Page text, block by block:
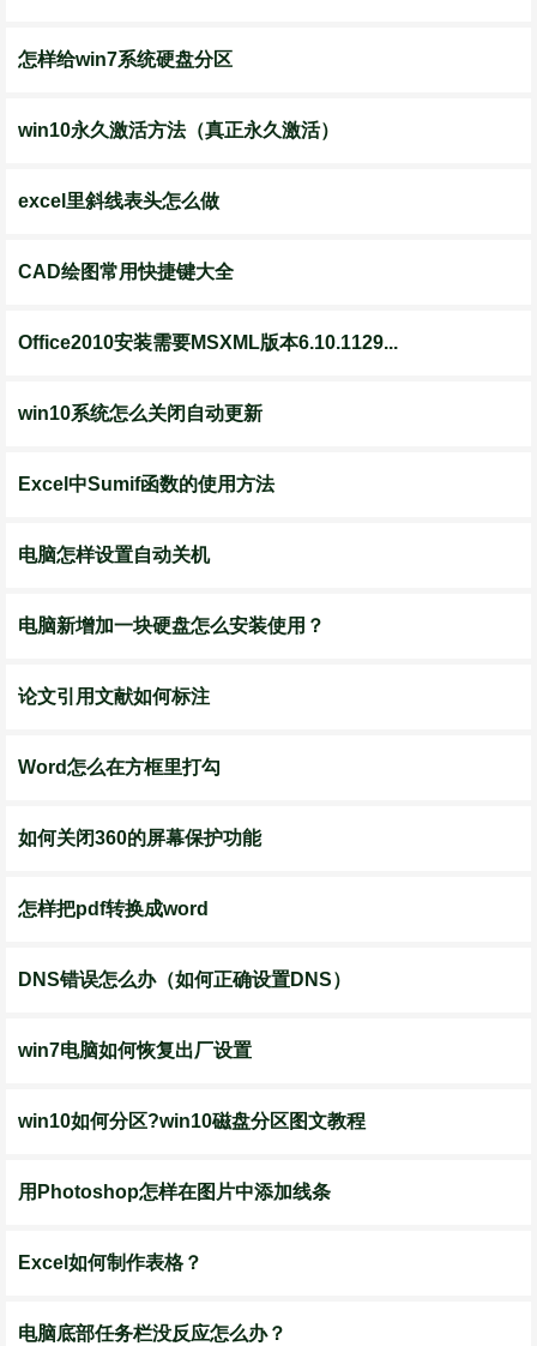
怎样给win7系统硬盘分区
win10永久激活方法（真正永久激活）
excel里斜线表头怎么做
CAD绘图常用快捷键大全
Office2010安装需要MSXML版本6.10.1129...
win10系统怎么关闭自动更新
Excel中Sumif函数的使用方法
电脑怎样设置自动关机
电脑新增加一块硬盘怎么安装使用？
论文引用文献如何标注
Word怎么在方框里打勾
如何关闭360的屏幕保护功能
怎样把pdf转换成word
DNS错误怎么办（如何正确设置DNS）
win7电脑如何恢复出厂设置
win10如何分区?win10磁盘分区图文教程
用Photoshop怎样在图片中添加线条
Excel如何制作表格？
电脑底部任务栏没反应怎么办？